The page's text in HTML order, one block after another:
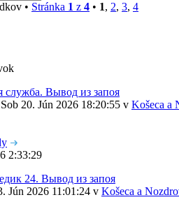
• Stránka 1 z 4 • 1, 2, 3, 4
Вывод из запоя
20. Jún 2026 18:20:55 v Košeca a
2:33:29
24. Вывод из запоя
Jún 2026 11:01:24 v Košeca a